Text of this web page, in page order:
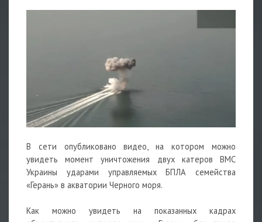
В сети опубликовано видео, на котором можно
увидеть момент уничтожения двух катеров ВМС
Украины ударами управляемых БПЛА семейства
«Герань» в акватории Черного моря.
Как можно увидеть на показанных кадрах